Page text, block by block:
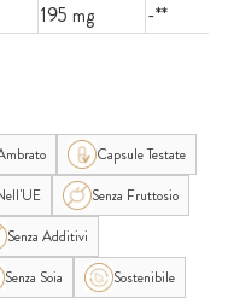
195 mg
-**
Capsule Testate
Senza Fruttosio
Senza Additivi
Senza Soia
Sostenibile